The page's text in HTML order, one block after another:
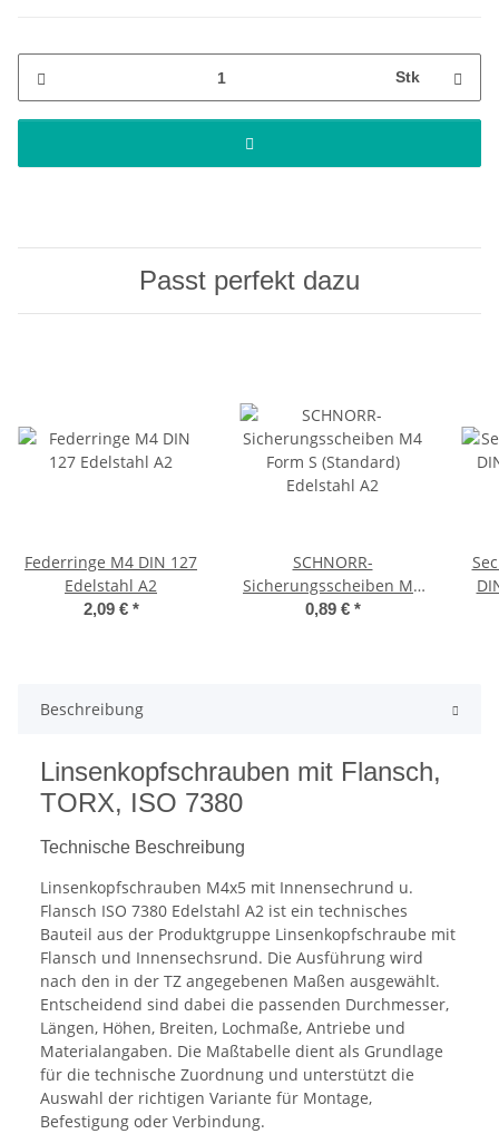
Stk
Passt perfekt dazu
Federringe M4 DIN 127
Edelstahl A2
2,09 € *
SCHNORR-
Sicherungsscheiben M4
Form S (Standard)
0,89 € *
Beschreibung
Linsenkopfschrauben mit Flansch,
TORX, ISO 7380
Technische Beschreibung
Linsenkopfschrauben M4x5 mit Innensechrund u.
Flansch ISO 7380 Edelstahl A2 ist ein technisches
Bauteil aus der Produktgruppe Linsenkopfschraube mit
Flansch und Innensechsrund. Die Ausführung wird
nach den in der TZ angegebenen Maßen ausgewählt.
Entscheidend sind dabei die passenden Durchmesser,
Längen, Höhen, Breiten, Lochmaße, Antriebe und
Materialangaben. Die Maßtabelle dient als Grundlage
für die technische Zuordnung und unterstützt die
Auswahl der richtigen Variante für Montage,
Befestigung oder Verbindung.